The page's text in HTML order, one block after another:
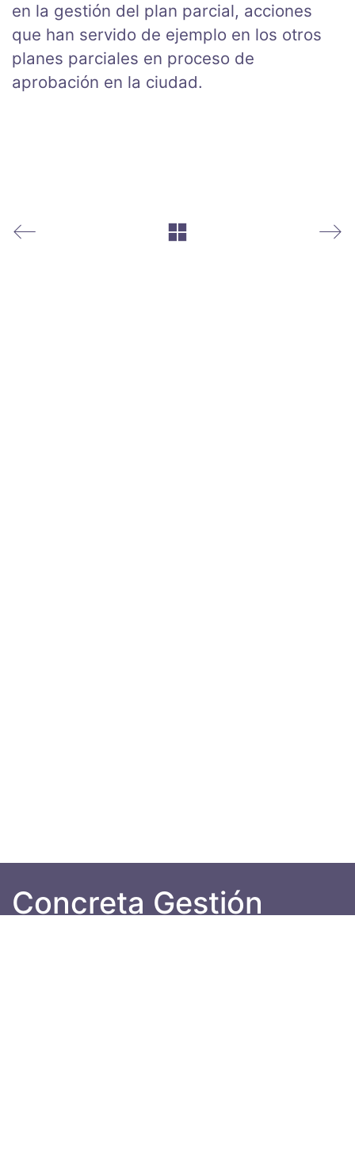
en la gestión del plan parcial, acciones
que han servido de ejemplo en los otros
planes parciales en proceso de
aprobación en la ciudad.
Concreta Gestión